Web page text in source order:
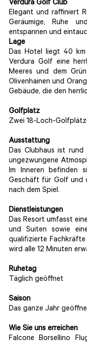
Verdura Golf Club
Elegant und raffiniert
Geräumige, Ruhe
entspannen und
Lage
Das Hotel liegt 40
Verdura Golf eine
Meeres und dem
Olivenhainen und
Gebäude, die den
Golfplatz
Zwei 18-Loch-
Ausstattung
Das Clubhaus ist
ungezwungene
Im Inneren befinden
Geschäft für Golf und
nach dem Spiel.
Dienstleistungen
Das Resort umfasst
und Suiten sowie
qualifizierte
wird alle 12 Minuten
Ruhetag
Täglich geöffnet
Saison
Das ganze Jahr
Wie Sie uns erreichen
Falcone Borsellino